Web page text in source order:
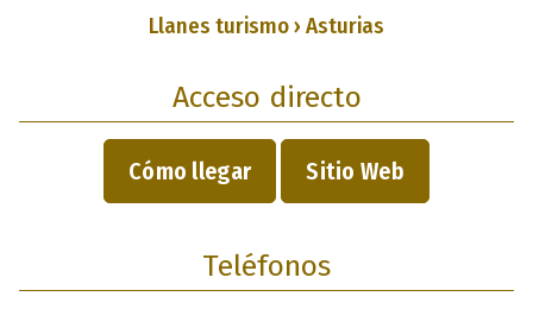
Llanes turismo › Asturias
Acceso directo
Cómo llegar Sitio Web
Teléfonos